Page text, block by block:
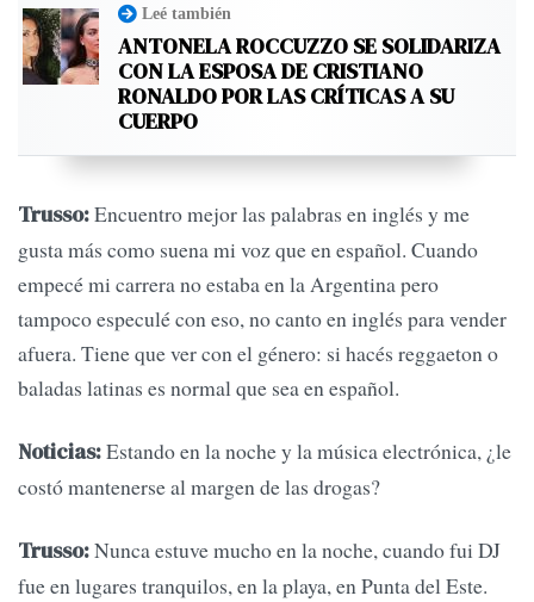
Leé también
ANTONELA ROCCUZZO SE SOLIDARIZA
CON LA ESPOSA DE CRISTIANO
RONALDO POR LAS CRÍTICAS A SU
CUERPO
Trusso:Encuentro mejor las palabras en inglés y me
gusta más como suena mi voz que en español. Cuando
empecé mi carrera no estaba en la Argentina pero
tampoco especulé con eso, no canto en inglés para vender
afuera. Tiene que ver con el género: si hacés reggaeton o
baladas latinas es normal que sea en español.
Noticias:Estando en la noche y la música electrónica, ¿le
costó mantenerse al margen de las drogas?
Trusso:Nunca estuve mucho en la noche, cuando fui DJ
fue en lugares tranquilos, en la playa, en Punta del Este.